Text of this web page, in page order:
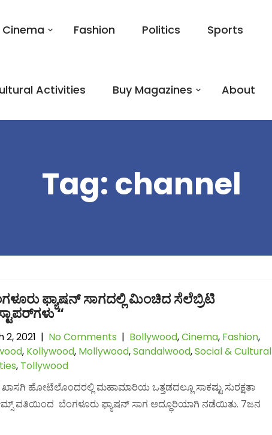
Cinema Fashion Politics Sports
Activities Buy Magazines About
Tag: channel
ಫ್ಯಾಷನ್ ಸಾಗದಲ್ಲಿ ಮಿಂಚಿದ ಸೆಲೆಬ್ರಿಟಿ
“
2, 2021 | No Comments | Bollywood,Cinema, Fashion,
, Kollywood, Mollywood,Sandalwood,Social & Cultural
, Tollywood
ಹೋಟೆಲೊಂದರಲ್ಲಿ ಮಹಾಮಾರಿಯ ಒತ್ತಡದಲ್ಲೂ ಸಾಕಷ್ಟು ಸುರಕ್ಷತಾ
ವತಿಯಿಂದ ಬೆಂಗಳೂರು ಫ್ಯಾಷನ್ ಸಾಗ ಅದ್ಧೂರಿಯಾಗಿ ನಡೆಯಿತು. 7ಜನ